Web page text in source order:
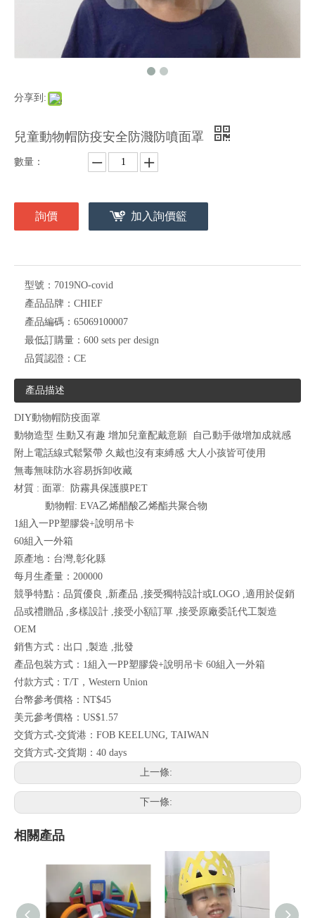
分享到:
兒童動物帽防疫安全防濺防噴面罩
數量：
詢價 加入詢價籃
型號： 7019NO-covid
產品品牌： CHIEF
產品編碼： 65069100007
最低訂購量： 600 sets per design
品質認證： CE
產品描述
DIY動物帽防疫面罩
動物造型 生動又有趣 增加兒童配戴意願 自己動手做增加成就感
附上電話線式鬆緊帶 久戴也沒有束縛感 大人小孩皆可使用
無毒無味防水容易拆卸收藏
材質 : 面罩: 防霧具保護膜PET
動物帽: EVA乙烯醋酸乙烯酯共聚合物
1組入一PP塑膠袋+說明吊卡
60組入一外箱
原產地：台灣,彰化縣
每月生產量：200000
競爭特點：品質優良 ,新產品 ,接受獨特設計或LOGO ,適用於促銷
品或禮贈品 ,多樣設計 ,接受小額訂單 ,接受原廠委託代工製造
OEM
銷售方式：出口 ,製造 ,批發
產品包裝方式：1組入一PP塑膠袋+說明吊卡 60組入一外箱
付款方式：T/T，Western Union
台幣參考價格：NT$45
美元參考價格：US$1.57
交貨方式-交貨港：FOB KEELUNG, TAIWAN
交貨方式-交貨期：40 days
上一條:
下一條:
相關產品